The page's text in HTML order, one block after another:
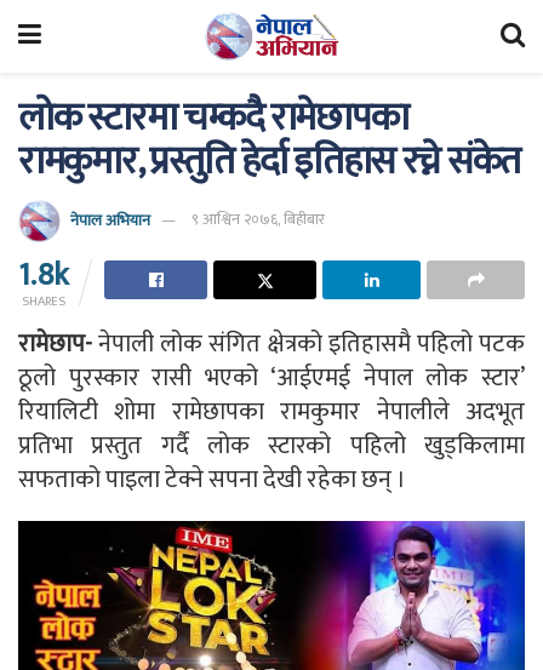
लोक स्टारमा चम्कदै रामेछापका
रामकुमार, प्रस्तुति हेर्दा इतिहास रच्ने संकेत
नेपाल अभियान ९ आश्विन २०७६, बिहीबार
1.8k
SHARES
रामेछाप-नेपाली लोक संगित क्षेत्रको इतिहासमै पहिलो पटक
ठूलो पुरस्कार रासी भएको ‘आईएमई नेपाल लोक स्टार’
रियालिटी शोमा रामेछापका रामकुमार नेपालीले अदभूत
प्रतिभा प्रस्तुत गर्दै लोक स्टारको पहिलो खुड्किलामा
सफताको पाइला टेक्ने सपना देखी रहेका छन् ।